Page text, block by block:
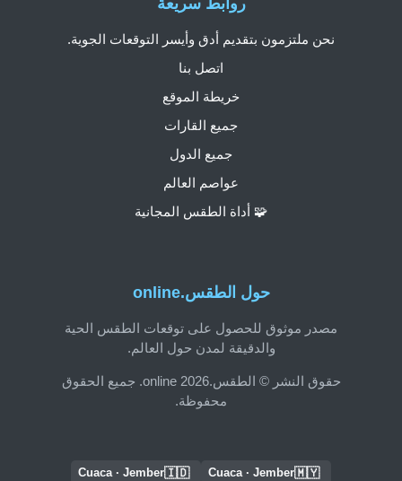
حول الطقس.online
مصدر موثوق للحصول على توقعات الطقس الحية
والدقيقة لمدن حول العالم.
حقوق النشر © الطقس.online 2026. جميع الحقوق
محفوظة.
نحن ملتزمون بتقديم أدق وأيسر التوقعات الجوية.
اتصل بنا
خريطة الموقع
جميع القارات
جميع الدول
عواصم العالم
🧩 أداة الطقس المجانية
🇲🇾
Cuaca · Jember
🇮🇩
Cuaca · Jember